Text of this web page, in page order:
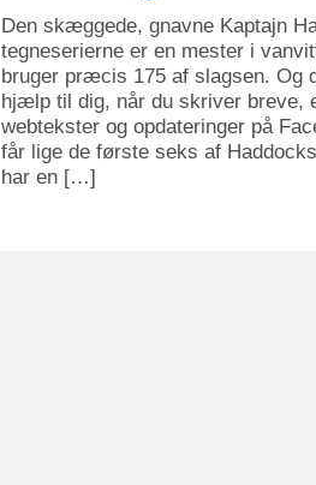
Den skæggede, gnavne Kaptajn
tegneserierne er en mester i
bruger præcis 175 af slagsen. Og
hjælp til dig, når du skriver breve,
webtekster og opdateringer på
får lige de første seks af
har en […]